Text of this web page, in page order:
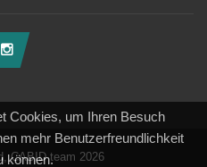
Cookies, um Ihren Besuch
mehr Benutzerfreundlichkeit
können.
CABID team 2026